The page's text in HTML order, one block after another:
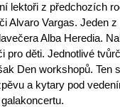
lektoři z předchozích
Alvaro Vargas. Jeden
Alba Heredia.
pro děti. Jednotlivé
Den workshopů. Ten
a kytary pod